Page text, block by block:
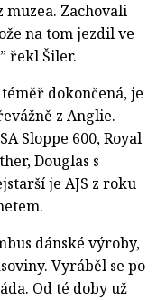
Zachovali
na tom jezdil ve
řekl Šiler.
dokončená, je
z Anglie.
Sloppe 600, Royal
Douglas s
je AJS z roku
dánské výroby,
Vyráběl se po
Od té doby už